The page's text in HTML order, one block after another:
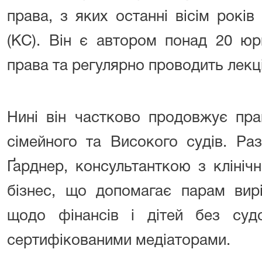
права, з яких останні вісім
(KC). Він є автором понад 20
права та регулярно проводить
Нині він частково продовжує
сімейного та Високого судів.
Ґарднер, консультанткою з
бізнес, що допомагає парам
щодо фінансів і дітей без
сертифікованими медіаторами.